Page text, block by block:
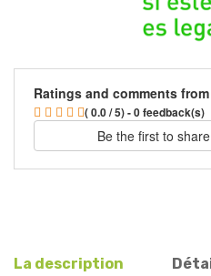
Ratings and comments
( 0.0 / 5) - 0 feedback(s)
Be the first to
La description